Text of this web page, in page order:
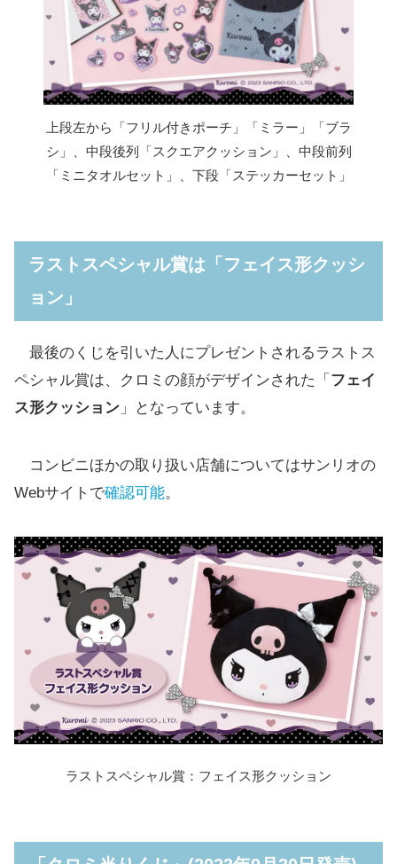
上段左から「フリル付きポーチ」「ミラー」「ブラ
シ」、中段後列「スクエアクッション」、中段前列
「ミニタオルセット」、下段「ステッカーセット」
ラストスペシャル賞は「フェイス形クッシ
ョン」
最後のくじを引いた人にプレゼントされるラストス
ペシャル賞は、クロミの顔がデザインされた「 フェイ
ス形クッション 」となっています。
コンビニほかの取り扱い店舗についてはサンリオの
Webサイトで確認可能。
ラストスペシャル賞：フェイス形クッション